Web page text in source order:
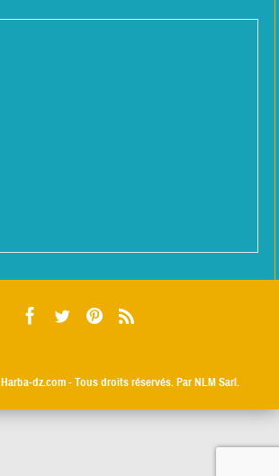
Harba-dz.com- Tous droits réservés. Par NLM Sarl.